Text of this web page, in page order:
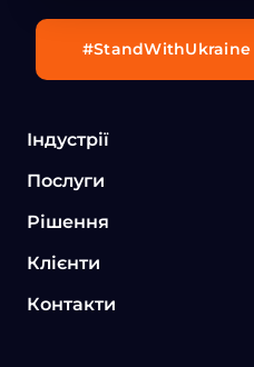
Індустрії
Послуги
Рішення
Клієнти
Контакти
#StandWithUkraine